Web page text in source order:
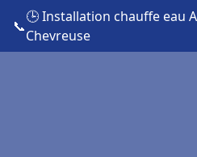
📞
🕒 Installation chauffe eau
Chevreuse